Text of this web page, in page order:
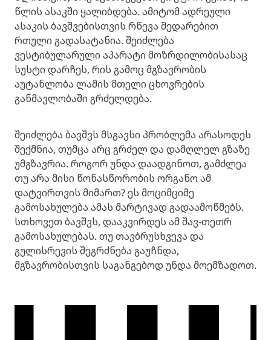
წლის ასაკში ყალიბდება. ამიტომ ადრეული
ასაკის ბავშვებისთვის რწევა შედარებით
რთული გადასატანია. შეიძლება
ვესტიბულარული აპარატი მოზრდილობისასაც
სუსტი დარჩეს, რის გამოც მგზავრობის
აუტანლობა ლამის მთელი ცხოვრების
განმავლობაში გრძელდება.
შეიძლება ბავშვს მსგავსი პრობლემა არასოდეს
შექმნია, თუმცა არც გრძელ და დამღლელ გზაზე
უმგზავრია. როგორ უნდა დაადგინოთ, გამძლეა
თუ არა მისი წონასწორობის ორგანო ამ
დატვირთვის მიმართ? ეს მოციმციმე
გამოსახულება ამას მარტივად გადაამოწმებს.
სთხოვეთ ბავშვს, დააკვირდეს ამ შავ-თეთრ
გამოსახულებას. თუ თავბრუსხვევა და
გულისრევის შეგრძნება გაუჩნდა,
მგზავრობისთვის საგანგებოდ უნდა მოემზადოთ.